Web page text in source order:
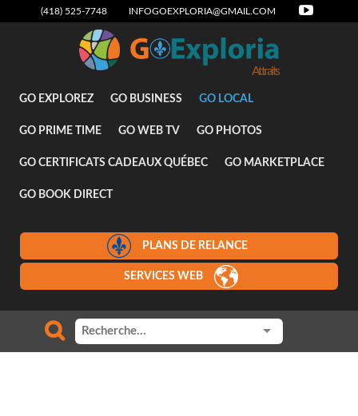
(418) 525-7748 INFOGOEXPLORIA@GMAIL.COM
Attraits
GO EXPLOREZ GO BUSINESS GO LOCAL
GO PRIME TIME GO WEB TV GO PHOTOS
GO CERTIFICATS CADEAUX QUÉBEC GO MARKETPLACE
GO BOOK DIRECT
PLANS DE RELANCE
SERVICES WEB